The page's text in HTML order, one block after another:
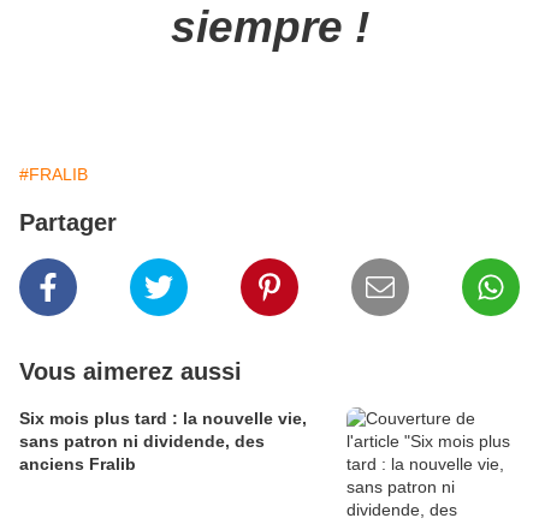
siempre !
#FRALIB
Partager
Vous aimerez aussi
Six mois plus tard : la nouvelle vie,
sans patron ni dividende, des
anciens Fralib